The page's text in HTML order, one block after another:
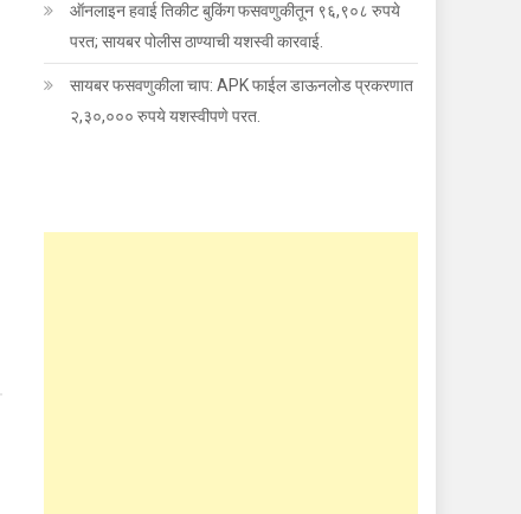
ऑनलाइन हवाई तिकीट बुकिंग फसवणुकीतून ९६,९०८ रुपये
परत; सायबर पोलीस ठाण्याची यशस्वी कारवाई.
सायबर फसवणुकीला चाप: APK फाईल डाऊनलोड प्रकरणात
२,३०,००० रुपये यशस्वीपणे परत.